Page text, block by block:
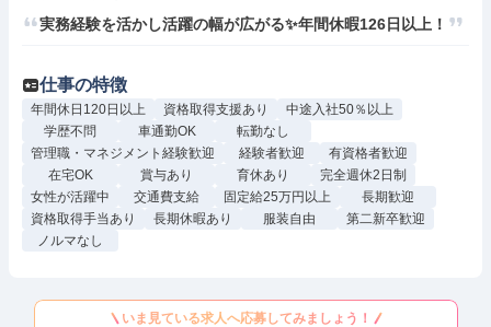
実務経験を活かし活躍の幅が広がる✨年間休暇126日以上！
仕事の特徴
年間休日120日以上 資格取得支援あり
中途入社50％以上
学歴不問
車通勤OK
転勤なし
管理職・マネジメント経験歓迎
経験者歓迎
有資格者歓迎
在宅OK
賞与あり 育休あり
完全週休2日制
女性が活躍中
交通費支給 固定給25万円以上
長期歓迎
資格取得手当あり
長期休暇あり 服装自由
第二新卒歓迎
ノルマなし
いま見ている求人へ応募してみましょう！